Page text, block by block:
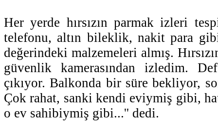
Her yerde hırsızın parmak izleri
telefonu, altın bileklik, nakit para
değerindeki malzemeleri almış.
güvenlik kamerasından izledim.
çıkıyor. Balkonda bir süre bekliyor,
Çok rahat, sanki kendi eviymiş gibi,
o ev sahibiymiş gibi...'' dedi.